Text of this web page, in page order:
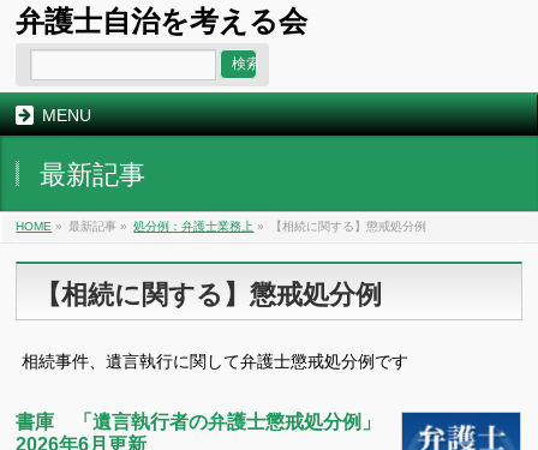
弁護士自治を考える会
MENU
最新記事
HOME » 最新記事 » 処分例：弁護士業務上 » 【相続に関する】懲戒処分例
【相続に関する】懲戒処分例
相続事件、遺言執行に関して弁護士懲戒処分例です
書庫 「遺言執行者の弁護士懲戒処分例」
2026年6月更新